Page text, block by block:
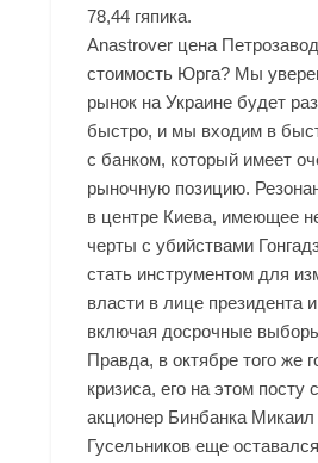
78,44 гяпика.
Anastrover цена
стоимость Юрга? Мы
рынок на Украине будет
быстро, и мы входим в
с банком, который имеет
рыночную позицию.
в центре Киева, имеющее
черты с убийствами
стать инструментом для
власти в лице президента
включая досрочные
Правда, в октябре того же
кризиса, его на этом посту
акционер Бинбанка
Гусельников еще